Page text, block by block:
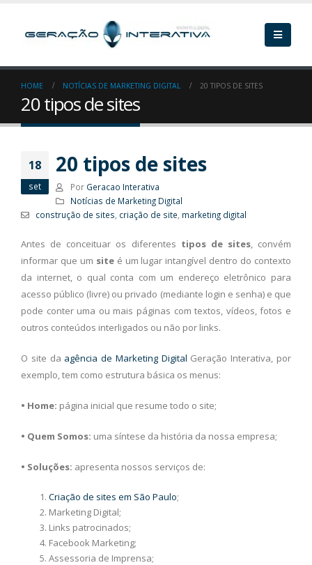
HOME NOTÍCIAS DE MARKETING DIGITAL 20 TIPOS DE SITES
20 tipos de sites
18
set
20 tipos de sites
Por Geracao Interativa
Notícias de Marketing Digital
construção de sites criação de site marketing digital
Antes de conceituar os diferentes tipos de sites, convém
informar que um siteé um lugar intangível dentro do contexto
da internet, o qual conta com um endereço eletrônico para
acesso público (livre) ou privado (mediante login e senha) e que
pode conter uma ou mais páginas com textos, vídeos, fotos e
outros conteúdos interligados ou não por links.
O site da agência de Marketing Digital Geração Interativa, por
exemplo, tem como estrutura básica os menus:
• Home: página inicial que resume todo o site;
• Quem Somos: uma síntese da história da nossa empresa;
• Soluções: apresenta nossos serviços de:
Criação de sites em São Paulo;
Marketing Digital;
Links patrocinados;
Facebook Marketing;
Assessoria de Imprensa;